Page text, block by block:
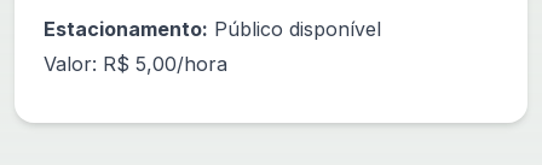
Estacionamento: Público disponível
Valor: R$ 5,00/hora